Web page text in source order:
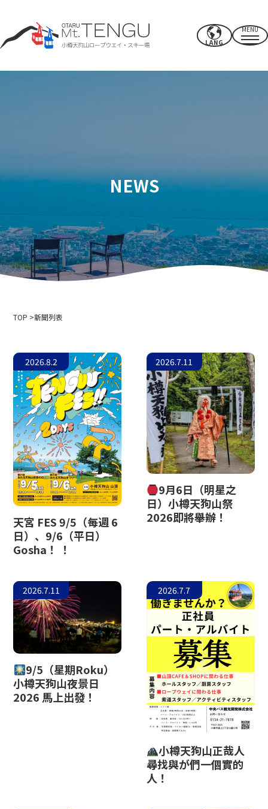
LANG
MENU
CAFE & SHOP
電源點/設施
附近推薦景點
如何度過你的時間
使用權
公司簡介
滑雪場使用條款與條件
相關連結
北海道中央巴士株式會社
新雪谷安努普利國際滑雪場
小樽藤
新雪谷溫泉鄉 Ikoinoyu Inn 伊呂波
小樽市政府
小樽觀光協會
北海道空中纜車協會
天狗山滑雪學校
小樽滑雪聯盟
小樽天狗山滑雪學校
小樽玻璃工作室
NEWS
TOP 新聞列表
2026.8.2
天宮 FES 9/5（每週 6
日）、9/6（平日）
Gosha！ ！
2026.7.11
9月6日（明星之
日）小樽天狗山祭
2026即將舉辦！
2026.7.11
9/5（星期Roku）
小樽天狗山夜景日
2026 馬上出發！
2026.7.7
小樽天狗山正哉人
尋找與が們一個實的
人！